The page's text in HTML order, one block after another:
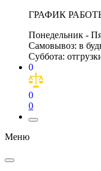
ГРАФИК
Понедельник -
Самовывоз: в
Суббота:
0
0
0
Меню